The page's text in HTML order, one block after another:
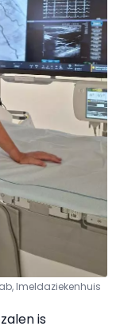
Imeldaziekenhuis
is